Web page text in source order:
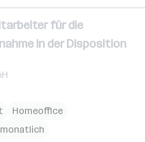
für die
in der Disposition
Homeoffice
monatlich